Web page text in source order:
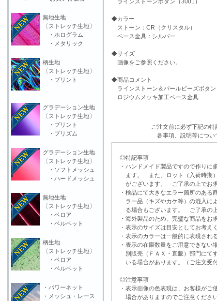
ラインストーンボタン（3001）
◆カラー
ストーン：CR（クリスタル）
ベース金具：シルバー
◆サイズ
画像をご参照ください。
◆商品コメント
ラインストーン＆パールビーズボタ
ロジウムメッキ加工ベース金具
ご注文前に必ず下記の
各事項、説明等につい
◎特記事項
・ハンドメイド製品ですので作りに
ます。 また、ロット（入荷時期）
がございます。 ご了承の上でお求
・検品にて大きなエラー箇所のある
ラー品（キズやカケ等）の混入に
る場合もございます。 ご了承の上
・海外製品のため、完璧な商品をお
・表示のサイズは目安としてお考え
・表示のカラーは一般的に表現され
・表示の在庫数量をご用意できな
別販売（ＦＡＸ・直販）部門にて
いる場合があります。（ご注文受
◎注意事項
・表示画像の色表現は、お客様がご
場合がありますのでご注意くださ
無地生地
〔ストレッチ生地〕
・ホログラム
・メタリック
柄生地
〔ストレッチ生地〕
・プリント
グラデーション生地
〔ストレッチ生地〕
・プリント
・プリズム
グラデーション生地
〔ストレッチ生地〕
・ソフトメッシュ
・ハードメッシュ
無地生地
〔ストレッチ生地〕
・ベロア
・ベルベット
柄生地
〔ストレッチ生地〕
・ベロア
・ベルベット
・パワーネット
・メッシュ・レース